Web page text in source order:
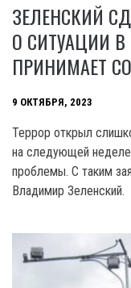
ЗЕЛЕНСКИЙ
О СИТУАЦИИ В
ПРИНИМАЕТ
9 ОКТЯБРЯ, 2023
Террор открыл
на следующей неделе
проблемы. С таким
Владимир Зеленский.